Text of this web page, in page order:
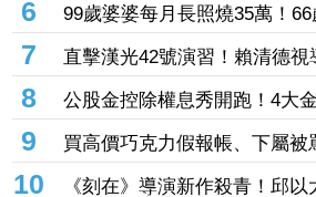
瑞隆身邊等著掌權
5
慈濟疫苗案再掀攻防 蔣萬安
民間自購：慘痛經驗不會忘記
6
99歲婆婆每月長照燒35萬！
72歲尪想退也「負擔不起」
7
直擊漢光42號演習！賴清德視
慰問參演官兵辛勞
8
公股金控除權息秀開跑！4大